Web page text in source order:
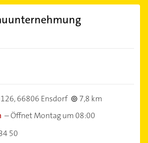
66806 Ensdorf
7,8 km
–Öffnet Montag um 08:00
50